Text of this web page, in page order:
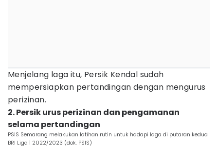
Menjelang laga itu, Persik Kendal sudah
mempersiapkan pertandingan dengan mengurus
perizinan.
2. Persik urus perizinan dan pengamanan
selama pertandingan
PSIS Semarang melakukan latihan rutin untuk hadapi laga di putaran kedua
BRI Liga 1 2022/2023 (dok. PSIS)